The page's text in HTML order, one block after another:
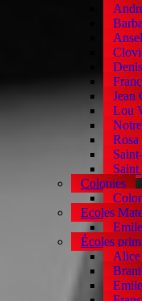
Jean
Lou
Colonies
Ecoles
Écoles
Alice